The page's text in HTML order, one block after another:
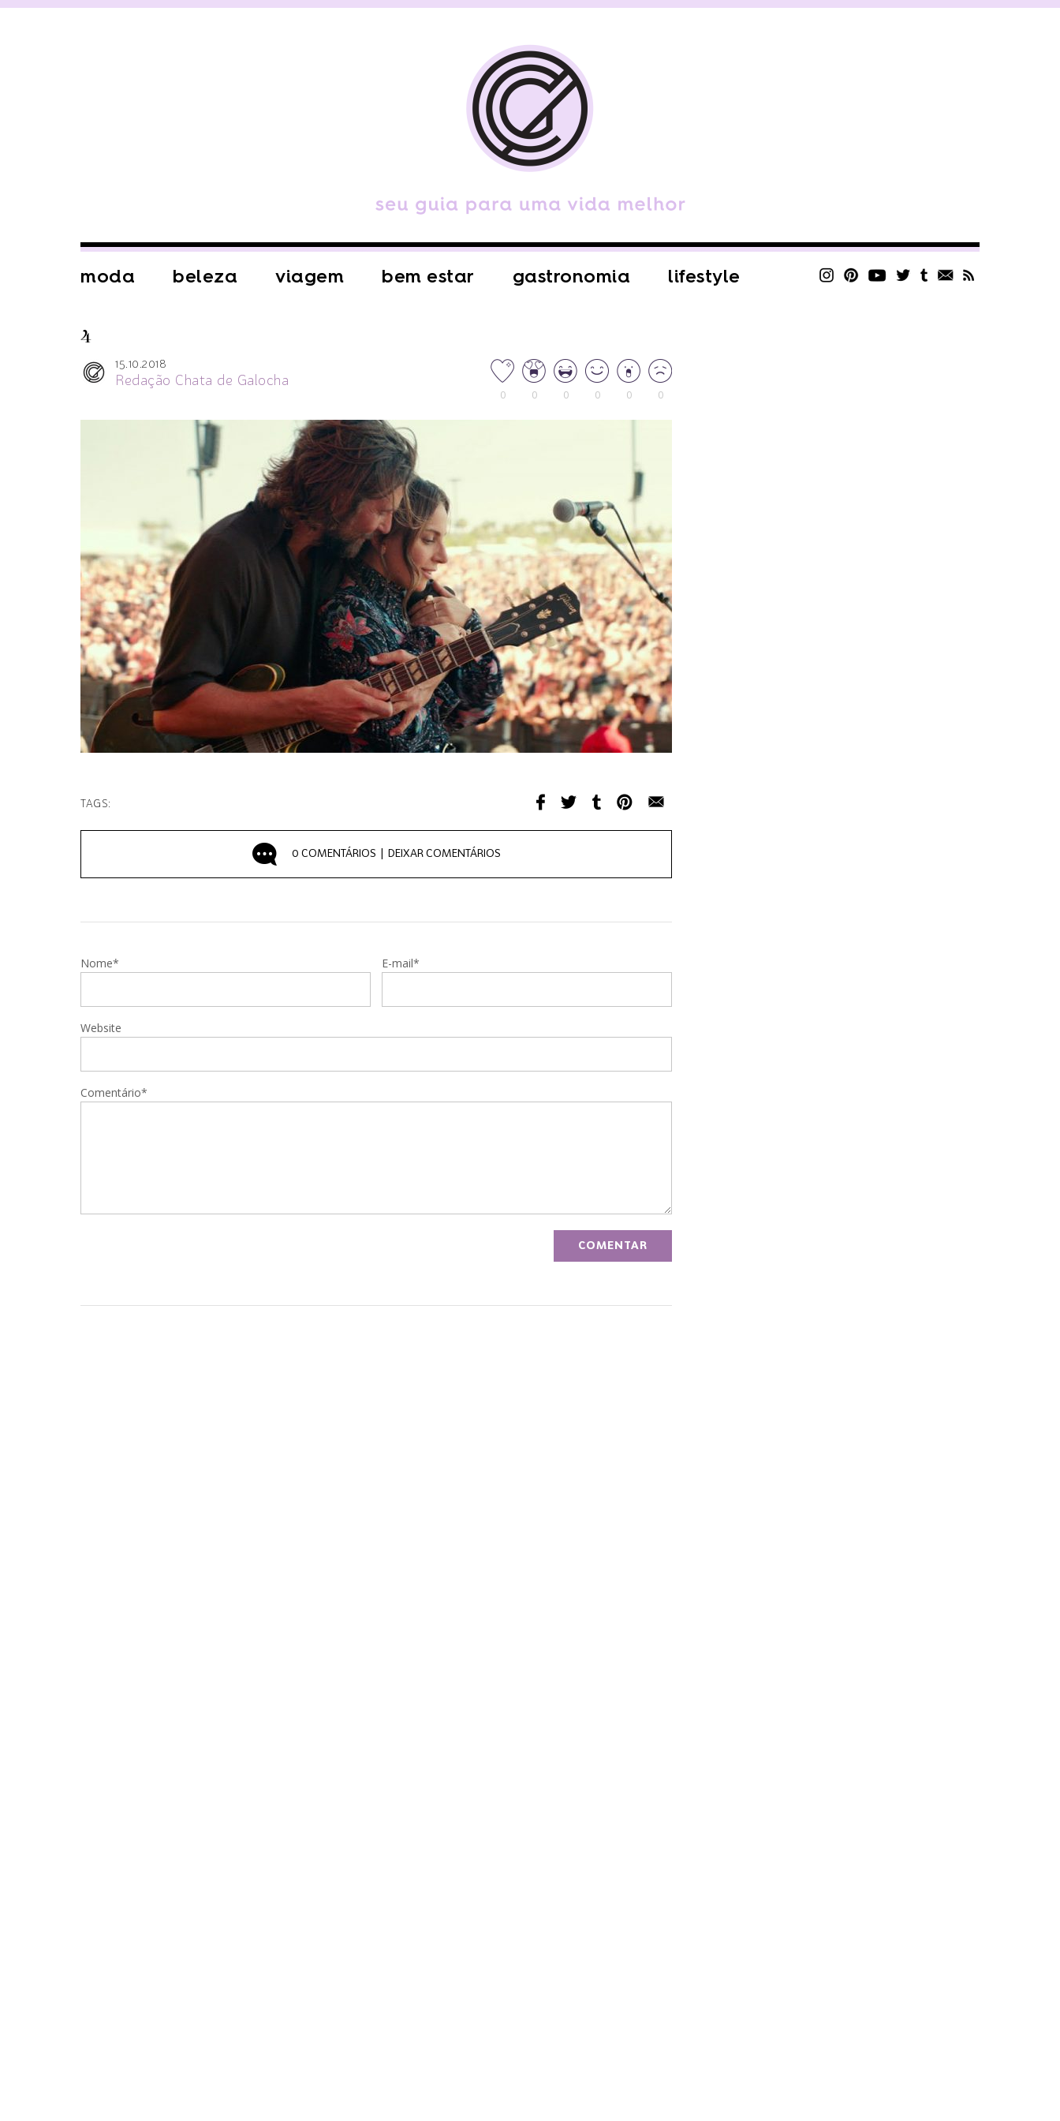
moda beleza viagem bem estar gastronomia lifestyle
4
15.10.2018
Redação Chata de Galocha
0 0 0 0 0 0
TAGS:
0 COMENTÁRIOS | DEIXAR COMENTÁRIOS
Nome* E-mail*
Website
Comentário*